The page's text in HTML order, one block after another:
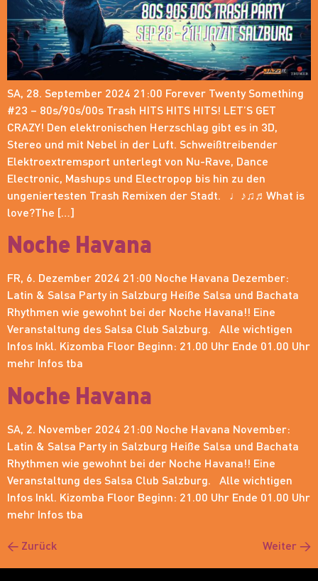
SA, 28. September 2024 21:00 Forever Twenty Something
#23 – 80s/90s/00s Trash HITS HITS HITS! LET’S GET
CRAZY! Den elektronischen Herzschlag gibt es in 3D,
Stereo und mit Nebel in der Luft. Schweißtreibender
Elektroextremsport unterlegt von Nu-Rave, Dance
Electronic, Mashups und Electropop bis hin zu den
ungeniertesten Trash Remixen der Stadt. ♩♪♫♬What is
love?The […]
Noche Havana
FR, 6. Dezember 2024 21:00 Noche Havana Dezember:
Latin & Salsa Party in Salzburg Heiße Salsa und Bachata
Rhythmen wie gewohnt bei der Noche Havana!! Eine
Veranstaltung des Salsa Club Salzburg. Alle wichtigen
Infos Inkl. Kizomba Floor Beginn: 21.00 Uhr Ende 01.00 Uhr
mehr Infos tba
Noche Havana
SA, 2. November 2024 21:00 Noche Havana November:
Latin & Salsa Party in Salzburg Heiße Salsa und Bachata
Rhythmen wie gewohnt bei der Noche Havana!! Eine
Veranstaltung des Salsa Club Salzburg. Alle wichtigen
Infos Inkl. Kizomba Floor Beginn: 21.00 Uhr Ende 01.00 Uhr
mehr Infos tba
← Zurück Weiter →